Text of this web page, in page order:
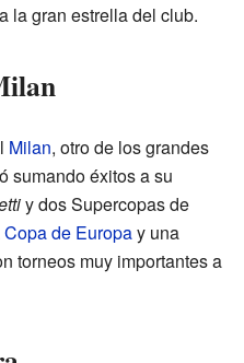
la gran estrella del club.
Milan, otro de los grandes
sumando éxitos a su
y dos Supercopas de
Copa de Europay una
torneos muy importantes a